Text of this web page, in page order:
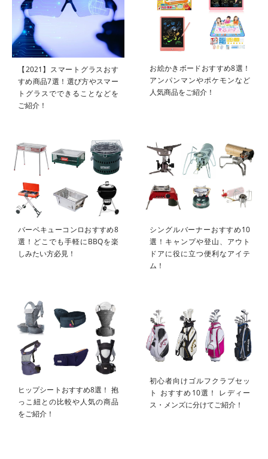
【2021】スマートグラスおす
すめ商品7選！選び方やスマー
トグラスでできることなどを
ご紹介！
お絵かきボードおすすめ8選！
アンパンマンやポケモンなど
人気商品をご紹介！
バーベキューコンロおすすめ8
選！どこでも手軽にBBQを楽
しみたい方必見！
シングルバーナーおすすめ10
選！キャンプや登山、アウト
ドアに役に立つ便利なアイテ
ム！
ヒップシートおすすめ8選！ 抱
っこ紐との比較や人気の商品
をご紹介！
初心者向けゴルフクラブセッ
ト おすすめ10選！ レディー
ス・メンズに分けてご紹介！